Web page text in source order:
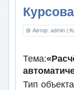
Автор: admin |
Тема:
Тип